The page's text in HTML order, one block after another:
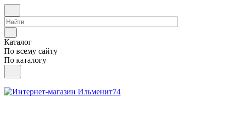
Каталог
По всему сайту
По каталогу